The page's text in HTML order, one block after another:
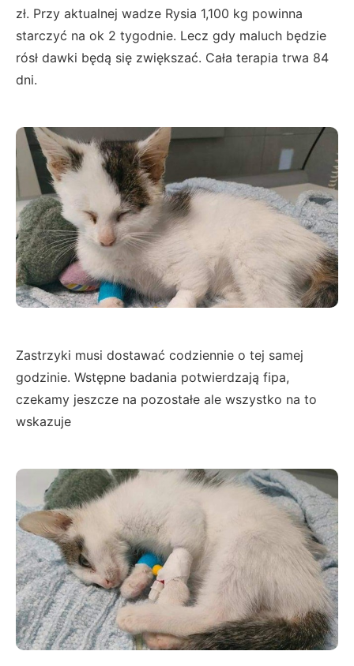
zł. Przy aktualnej wadze Rysia 1,100 kg powinna
starczyć na ok 2 tygodnie. Lecz gdy maluch będzie
rósł dawki będą się zwiększać. Cała terapia trwa 84
dni.
Zastrzyki musi dostawać codziennie o tej samej
godzinie. Wstępne badania potwierdzają fipa,
czekamy jeszcze na pozostałe ale wszystko na to
wskazuje